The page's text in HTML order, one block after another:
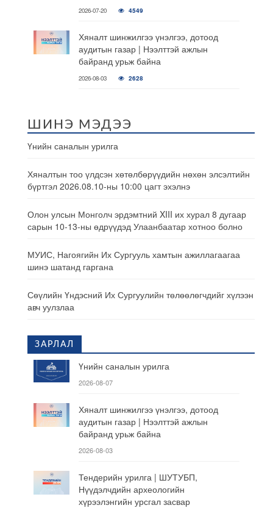
2026-07-20 4549
Хяналт шинжилгээ үнэлгээ, дотоод
аудитын газар | Нээлттэй ажлын
байранд урьж байна
2026-08-03 2628
ШИНЭ МЭДЭЭ
Үнийн саналын урилга
Хяналтын тоо үлдсэн хөтөлбөрүүдийн нөхөн элсэлтийн
бүртгэл 2026.08.10-ны 10:00 цагт эхэлнэ
Олон улсын Монголч эрдэмтний XIII их хурал 8 дугаар
сарын 10-13-ны өдрүүдэд Улаанбаатар хотноо болно
МУИС, Нагоягийн Их Сургууль хамтын ажиллагаагаа
шинэ шатанд гаргана
Сөүлийн Үндэсний Их Сургуулийн төлөөлөгчдийг хүлээн
авч уулзлаа
ЗАРЛАЛ
Үнийн саналын урилга
2026-08-07
Хяналт шинжилгээ үнэлгээ, дотоод
аудитын газар | Нээлттэй ажлын
байранд урьж байна
2026-08-03
Тендерийн урилга | ШУТУБП,
Нүүдэлчдийн археологийн
хүрээлэнгийн урсгал засвар